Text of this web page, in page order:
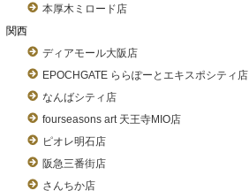
本厚木ミロード店
関西
ディアモール大阪店
EPOCHGATE ららぽーとエキスポシティ店
なんばシティ店
fourseasons art 天王寺MIO店
ピオレ明石店
阪急三番街店
さんちか店